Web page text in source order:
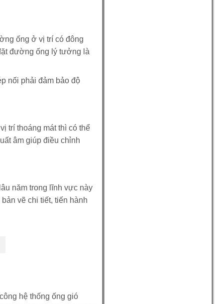
ống ở vị trí có đông
đường ống lý tưởng là
nối phải đảm bảo độ
trí thoáng mát thì có thể
âm giúp điều chỉnh
năm trong lĩnh vực này
vẽ chi tiết, tiến hành
hệ thống ống gió